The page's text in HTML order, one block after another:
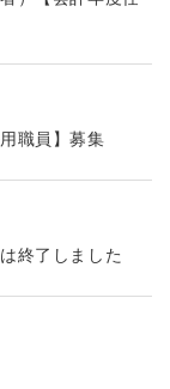
職員】募集
終了しました